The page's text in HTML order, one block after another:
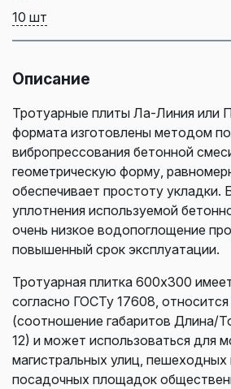
10 шт
Описание
Тротуарные плиты Ла-Линия или
формата изготовлены методом
вибропрессования бетонной
геометрическую форму,
обеспечивает простоту укладки.
уплотнения используемой
очень низкое водопоглощение
повышенный срок эксплуатации.
Тротуарная плитка 600х300
согласно ГОСТу 17608, относится
(соотношение габаритов Длина/
12) и может использоваться для
магистральных улиц,
посадочных площадок